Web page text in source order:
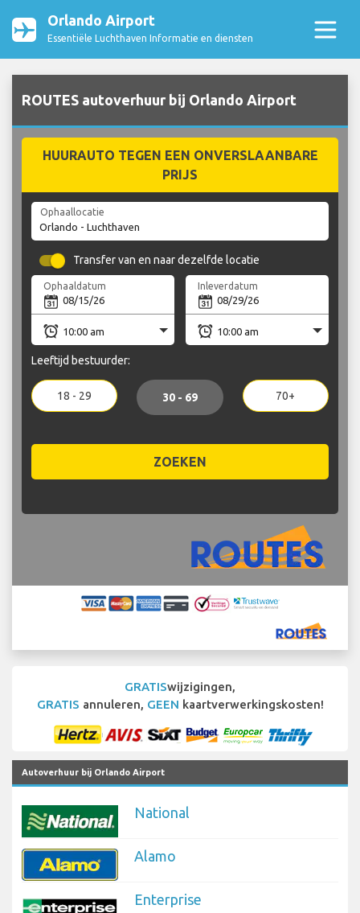
Orlando Airport
Essentiële Luchthaven Informatie en diensten
ROUTES autoverhuur bij Orlando Airport
HUURAUTO TEGEN EEN ONVERSLAANBARE
PRIJS
Ophaallocatie
Transfer van en naar dezelfde locatie
Ophaaldatum Inleverdatum
Leeftijd bestuurder:
18 - 29 30 - 69 70+
ZOEKEN
GRATISwijzigingen,
GRATIS annuleren, GEEN kaartverwerkingskosten!
Autoverhuur bij Orlando Airport
National
Alamo
Enterprise